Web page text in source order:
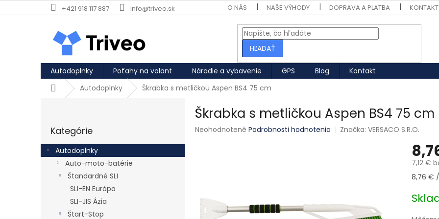
Prejsť na obsah +421 918 117 887 info@triveo.sk O NÁS NAŠE VÝHODY DOPRAVA A PLATBA KONTAKT
HĽADAŤ
Autodoplnky Poťahy na volant Náradie a vybavenie GPS Blog
Kontakt
DomovAutodoplnky Škrabka s metličkou Aspen BS4 75 cm
Kategórie
Autodoplnky
Auto-moto-batérie
Štandardné SLI
SLI-EN Európa
SLI-JIS Ázia
Štart-Stop
Škrabka s metličkou Aspen BS4 75 cm
Priemerné hodnotenie produktu je 0,0 z 5 hviezdičiek.
Neohodnotené Podrobnosti hodnotenia Značka:VERSACO S.R.O.
7,12 €
8,76 € /